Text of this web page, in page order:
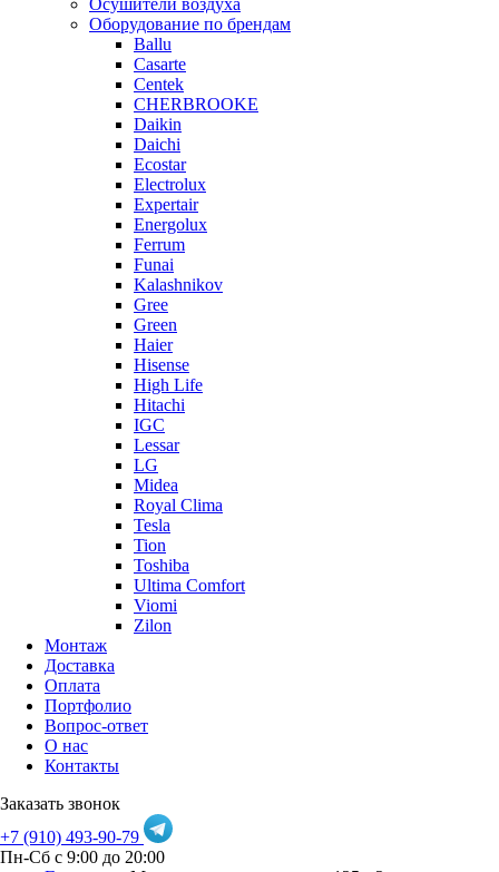
Оборудование по брендам
Ballu
Casarte
Centek
CHERBROOKE
Daikin
Daichi
Ecostar
Electrolux
Expertair
Energolux
Ferrum
Funai
Kalashnikov
Gree
Grеen
Haier
Hisense
High Life
Hitachi
IGC
Lessar
LG
Midea
Royal Clima
Tesla
Tion
Toshiba
Ultima Comfort
Viomi
Zilon
Монтаж
Доставка
Оплата
Портфолио
Вопрос-ответ
О нас
Контакты
Заказать звонок
+7 (910) 493-90-79
Пн-Сб с 9:00 до 20:00